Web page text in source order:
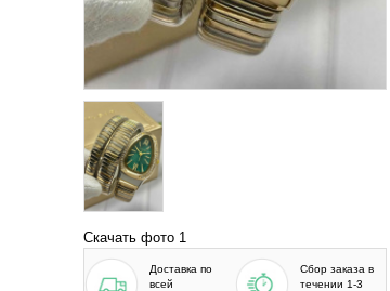
Скачать фото 1
Доставка по
всей
Сбор заказа в
течении 1-3